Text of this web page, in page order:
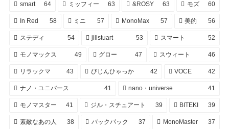
smart 64 ミッフィー 63 &ROSY 63 モズ 60
In Red 58 ミニ 57 MonoMax 57 美的 56
ステディ 54 jillstuart 53 スマート 52
モノマックス 49 グロー 47 スウィート 46
リラックマ 43 びじんひゃっか 42 VOCE 42
ナノ・ユニバース 41 nano・universe 41
モノマスター 41 ジル・スチュアート 39 BITEKI 39
素敵なあの人 38 バックパック 37 MonoMaster 37